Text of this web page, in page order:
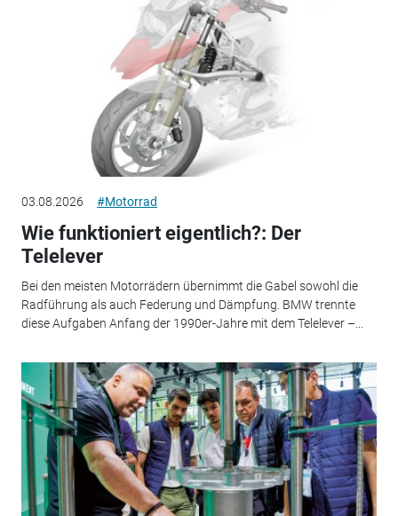
03.08.2026 #Motorrad
Wie funktioniert eigentlich?: Der
Telelever
Bei den meisten Motorrädern übernimmt die Gabel sowohl die
Radführung als auch Federung und Dämpfung. BMW trennte
diese Aufgaben Anfang der 1990er-Jahre mit dem Telelever –...